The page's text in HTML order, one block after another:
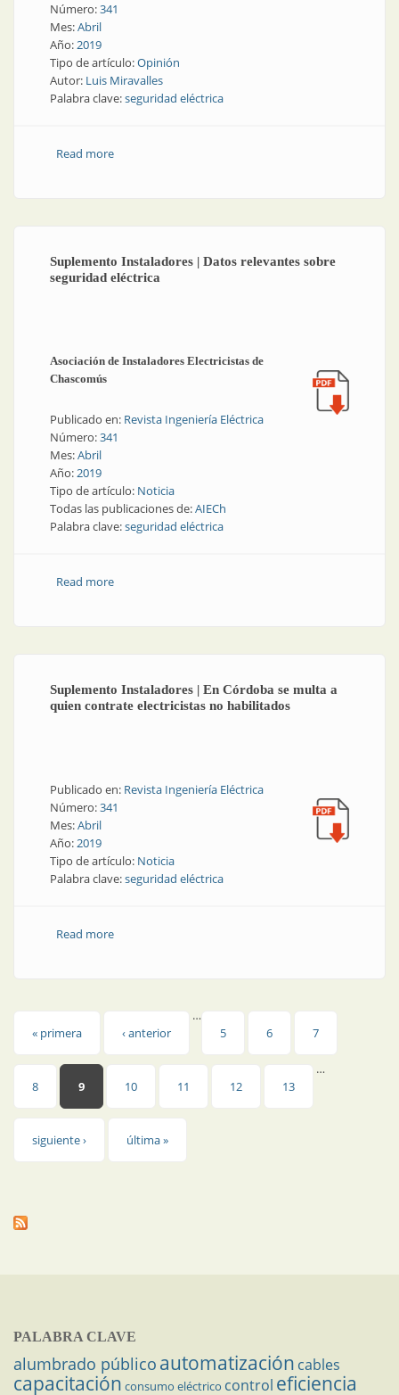
Número:341
Mes:Abril
Año:2019
Tipo de artículo:Opinión
Autor: Luis Miravalles
Palabra clave:seguridad eléctrica
Read moreabout Suplemento instaladores | Invasión (campo
Suplemento Instaladores | Datos relevantes sobre
seguridad eléctrica
Asociación de Instaladores Electricistas de
Chascomús
Publicado en: Revista Ingeniería Eléctrica
Número:341
Mes:Abril
Año:2019
Tipo de artículo: Noticia
Todas las publicaciones de:AIECh
Palabra clave:seguridad eléctrica
Read moreabout Suplemento Instaladores | Datos relevantes
Suplemento Instaladores | En Córdoba se multa a
quien contrate electricistas no habilitados
Publicado en: Revista Ingeniería Eléctrica
Número:341
Mes:Abril
Año:2019
Tipo de artículo: Noticia
Palabra clave:seguridad eléctrica
Read moreabout Suplemento Instaladores | En Córdoba se
Páginas
« primera ‹ anterior
…
5
6 7
8 9 10 11 12 13
…
siguiente › última »
PALABRA CLAVE
alumbrado público automatización cables
capacitación consumo eléctrico control eficiencia